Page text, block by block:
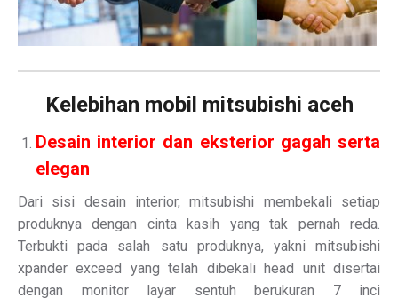
Kelebihan mobil mitsubishi aceh
Desain interior dan eksterior gagah serta
elegan
Dari sisi desain interior, mitsubishi membekali setiap
produknya dengan cinta kasih yang tak pernah reda.
Terbukti pada salah satu produknya, yakni mitsubishi
xpander exceed yang telah dibekali head unit disertai
dengan monitor layar sentuh berukuran 7 inci